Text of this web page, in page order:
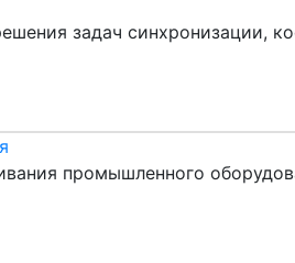
задач синхронизации,
промышленного